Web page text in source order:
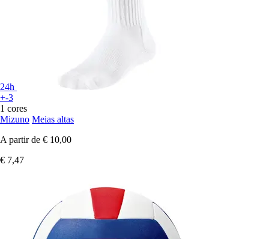
24h
+-3
1 cores
Mizuno Meias altas
A partir de € 10,00
€ 7,47